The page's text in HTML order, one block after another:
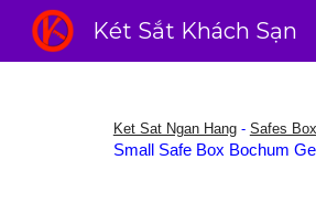
Két Sắt Khách Sạn
Ket Sat Ngan Hang- Safes
Small Safe Box Bochum